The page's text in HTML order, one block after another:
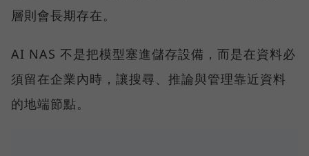
層則會長期存在。
AI NAS 不是把模型塞進儲存設備，而是在資料必
須留在企業內時，讓搜尋、推論與管理靠近資料
的地端節點。